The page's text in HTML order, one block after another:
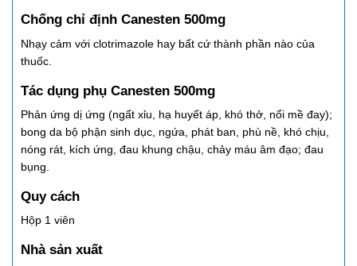
Chống chỉ định Canesten 500mg
Nhạy cảm với clotrimazole hay bất cứ thành phần nào của
thuốc.
Tác dụng phụ Canesten 500mg
Phản ứng dị ứng (ngất xỉu, hạ huyết áp, khó thở, nổi mề đay);
bong da bộ phận sinh dục, ngứa, phát ban, phù nề, khó chịu,
nóng rát, kích ứng, đau khung chậu, chảy máu âm đạo; đau
bụng.
Quy cách
Hộp 1 viên
Nhà sản xuất